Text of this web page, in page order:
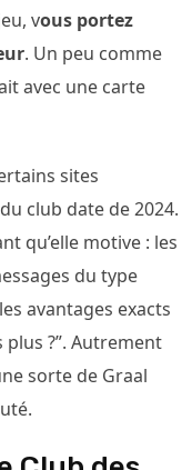
vous portez
. Un peu comme
avec une carte
sites
club date de 2024.
qu’elle motive : les
du type
avantages exacts
plus ?”. Autrement
sorte de Graal